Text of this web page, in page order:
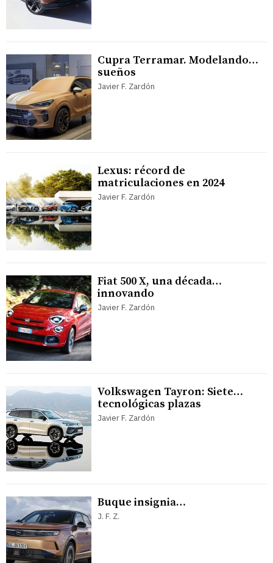
Cupra Terramar. Modelando…
sueños
Javier F. Zardón
Lexus: récord de
matriculaciones en 2024
Javier F. Zardón
Fiat 500 X, una década…
innovando
Javier F. Zardón
Volkswagen Tayron: Siete…
tecnológicas plazas
Javier F. Zardón
Buque insignia…
J. F. Z.